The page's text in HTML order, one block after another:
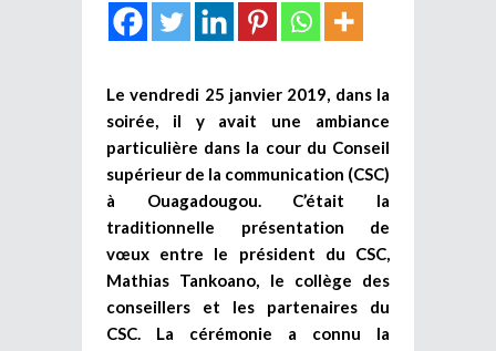
Le vendredi 25 janvier 2019, dans la
soirée, il y avait une ambiance
particulière dans la cour du Conseil
supérieur de la communication (CSC)
à Ouagadougou. C’était la
traditionnelle présentation de
vœux entre le président du CSC,
Mathias Tankoano, le collège des
conseillers et les partenaires du
CSC. La cérémonie a connu la